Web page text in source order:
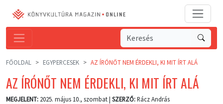
FŐOLDAL EGYPERCESEK AZ ÍRÓNŐT NEM ÉRDEKLI, KI MIT ÍRT ALÁ
AZ ÍRÓNŐT NEM ÉRDEKLI, KI MIT ÍRT ALÁ
MEGJELENT: 2025. május 10., szombat | SZERZŐ:Rácz András